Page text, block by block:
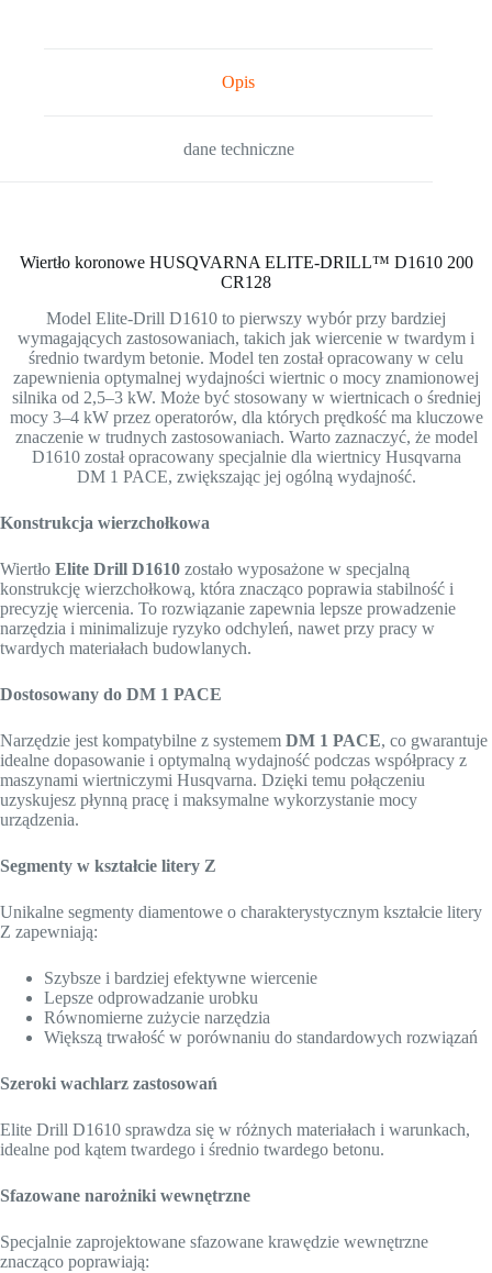
Opis
dane techniczne
Wiertło koronowe HUSQVARNA ELITE-DRILL™ D1610 200
CR128
Model Elite-Drill D1610 to pierwszy wybór przy bardziej
wymagających zastosowaniach, takich jak wiercenie w twardym i
średnio twardym betonie. Model ten został opracowany w celu
zapewnienia optymalnej wydajności wiertnic o mocy znamionowej
silnika od 2,5–3 kW. Może być stosowany w wiertnicach o średniej
mocy 3–4 kW przez operatorów, dla których prędkość ma kluczowe
znaczenie w trudnych zastosowaniach. Warto zaznaczyć, że model
D1610 został opracowany specjalnie dla wiertnicy Husqvarna
DM 1 PACE, zwiększając jej ogólną wydajność.
Konstrukcja wierzchołkowa
Wiertło Elite Drill D1610 zostało wyposażone w specjalną
konstrukcję wierzchołkową, która znacząco poprawia stabilność i
precyzję wiercenia. To rozwiązanie zapewnia lepsze prowadzenie
narzędzia i minimalizuje ryzyko odchyleń, nawet przy pracy w
twardych materiałach budowlanych.
Dostosowany do DM 1 PACE
Narzędzie jest kompatybilne z systemem DM 1 PACE, co gwarantuje
idealne dopasowanie i optymalną wydajność podczas współpracy z
maszynami wiertniczymi Husqvarna. Dzięki temu połączeniu
uzyskujesz płynną pracę i maksymalne wykorzystanie mocy
urządzenia.
Segmenty w kształcie litery Z
Unikalne segmenty diamentowe o charakterystycznym kształcie litery
Z zapewniają:
Szybsze i bardziej efektywne wiercenie
Lepsze odprowadzanie urobku
Równomierne zużycie narzędzia
Większą trwałość w porównaniu do standardowych rozwiązań
Szeroki wachlarz zastosowań
Elite Drill D1610 sprawdza się w różnych materiałach i warunkach,
idealne pod kątem twardego i średnio twardego betonu.
Sfazowane narożniki wewnętrzne
Specjalnie zaprojektowane sfazowane krawędzie wewnętrzne
znacząco poprawiają: